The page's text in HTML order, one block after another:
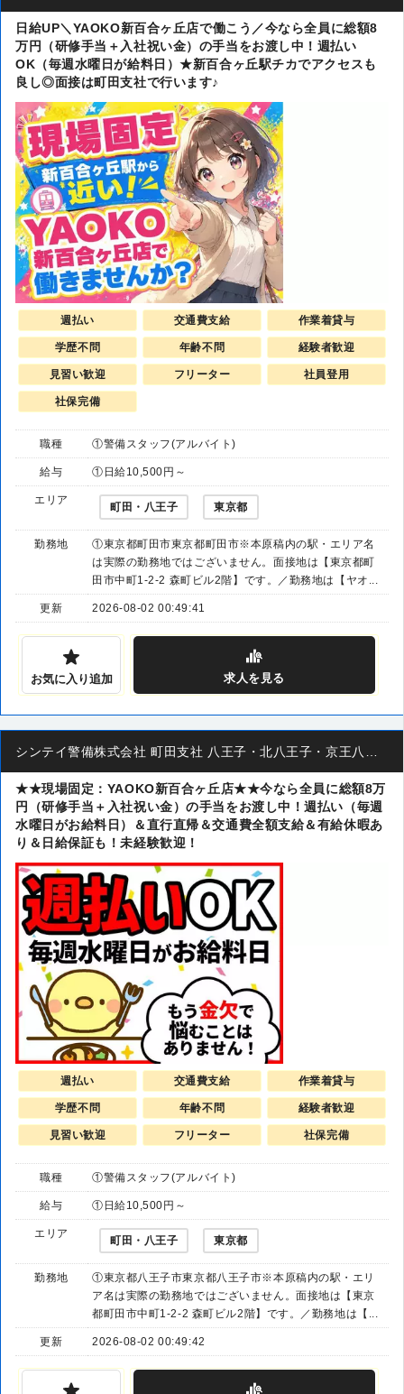
日給UP＼YAOKO新百合ヶ丘店で働こう／今なら全員に総額8
万円（研修手当＋入社祝い金）の手当をお渡し中！週払い
OK（毎週水曜日が給料日）★新百合ヶ丘駅チカでアクセスも
良し◎面接は町田支社で行います♪
週払い 交通費支給 作業着貸与
学歴不問 年齢不問 経験者歓迎
見習い歓迎 フリーター 社員登用
社保完備
職種 ①警備スタッフ(アルバイト)
給与 ①日給10,500円～
エリア
町田・八王子 東京都
勤務地
①東京都町田市東京都町田市※本原稿内の駅・エリア名
は実際の勤務地ではございません。面接地は【東京都町
田市中町1-2-2 森町ビル2階】です。／勤務地は【ヤオ...
更新 2026-08-02 00:49:41
お気に入り追加 求人を見る
★★現場固定：YAOKO新百合ヶ丘店★★今なら全員に総額8万
円（研修手当＋入社祝い金）の手当をお渡し中！週払い（毎週
水曜日がお給料日）＆直行直帰＆交通費全額支給＆有給休暇あ
り＆日給保証も！未経験歓迎！
週払い 交通費支給 作業着貸与
学歴不問 年齢不問 経験者歓迎
見習い歓迎 フリーター 社保完備
職種 ①警備スタッフ(アルバイト)
給与 ①日給10,500円～
エリア
町田・八王子 東京都
勤務地
①東京都八王子市東京都八王子市※本原稿内の駅・エリ
ア名は実際の勤務地ではございません。面接地は【東京
都町田市中町1-2-2 森町ビル2階】です。／勤務地は【...
更新 2026-08-02 00:49:42